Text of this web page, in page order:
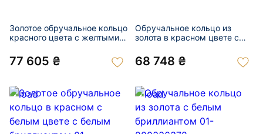
Золотое обручальное кольцо
красного цвета с желтыми
77 605 ₴
Обручальное кольцо из
золота в красном цвете с
201010886
68 748 ₴